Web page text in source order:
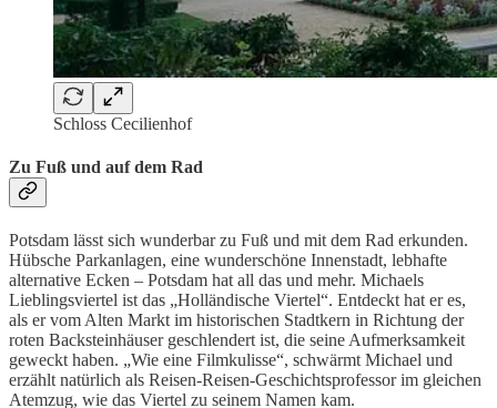
Schloss Cecilienhof
Zu Fuß und auf dem Rad
Potsdam lässt sich wunderbar zu Fuß und mit dem Rad erkunden.
Hübsche Parkanlagen, eine wunderschöne Innenstadt, lebhafte
alternative Ecken – Potsdam hat all das und mehr. Michaels
Lieblingsviertel ist das „Holländische Viertel“. Entdeckt hat er es,
als er vom Alten Markt im historischen Stadtkern in Richtung der
roten Backsteinhäuser geschlendert ist, die seine Aufmerksamkeit
geweckt haben. „Wie eine Filmkulisse“, schwärmt Michael und
erzählt natürlich als Reisen-Reisen-Geschichtsprofessor im gleichen
Atemzug, wie das Viertel zu seinem Namen kam.